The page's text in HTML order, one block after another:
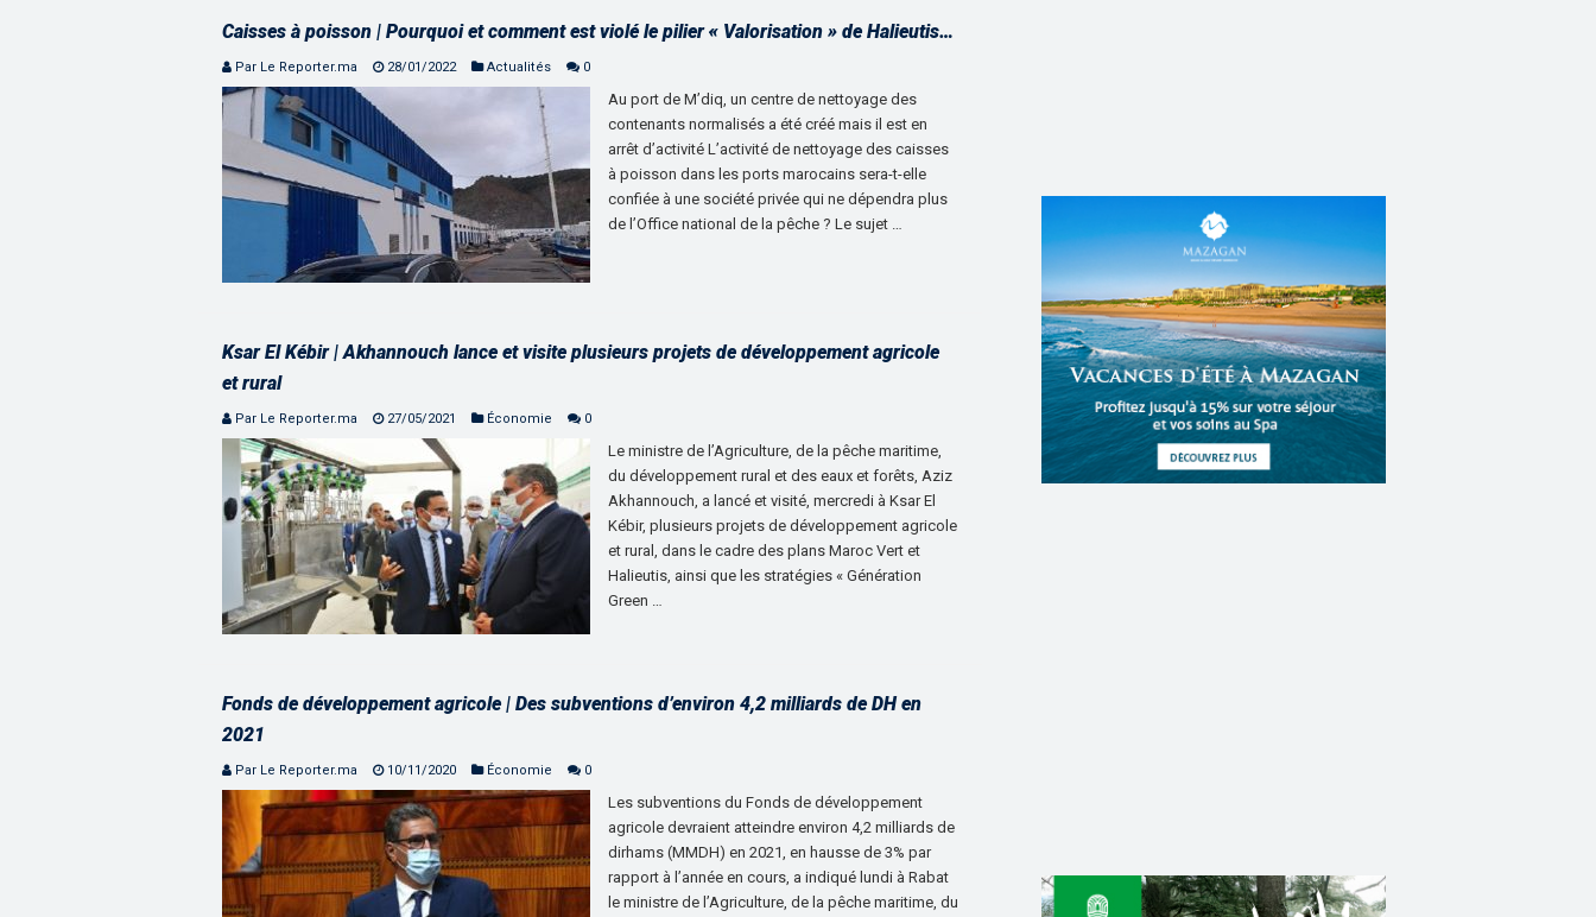
Caisses à poisson | Pourquoi et comment est violé le pilier « Valorisation » de Halieutis…
Par Le Reporter.ma 28/01/2022 Actualités 0
Au port de M’diq, un centre de nettoyage des
contenants normalisés a été créé mais il est en
arrêt d’activité L’activité de nettoyage des caisses
à poisson dans les ports marocains sera-t-elle
confiée à une société privée qui ne dépendra plus
de l’Office national de la pêche ? Le sujet …
Ksar El Kébir | Akhannouch lance et visite plusieurs projets de développement agricole
et rural
Par Le Reporter.ma 27/05/2021 Économie 0
Le ministre de l’Agriculture, de la pêche maritime,
du développement rural et des eaux et forêts, Aziz
Akhannouch, a lancé et visité, mercredi à Ksar El
Kébir, plusieurs projets de développement agricole
et rural, dans le cadre des plans Maroc Vert et
Halieutis, ainsi que les stratégies « Génération
Green …
Fonds de développement agricole | Des subventions d’environ 4,2 milliards de DH en
2021
Par Le Reporter.ma 10/11/2020 Économie 0
Les subventions du Fonds de développement
agricole devraient atteindre environ 4,2 milliards de
dirhams (MMDH) en 2021, en hausse de 3% par
rapport à l’année en cours, a indiqué lundi à Rabat
le ministre de l’Agriculture, de la pêche maritime, du